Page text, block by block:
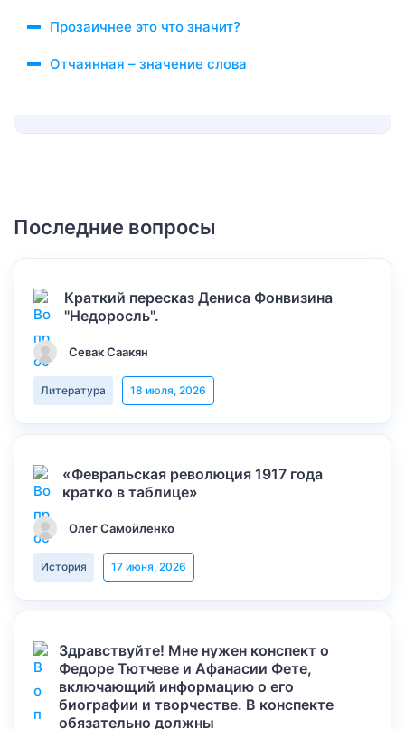
Прозаичнее это что значит?
Отчаянная – значение слова
Последние вопросы
Краткий пересказ Дениса Фонвизина
"Недоросль".
Севак Саакян
Литература 18 июля, 2026
«Февральская революция 1917 года
кратко в таблице»
Олег Самойленко
История 17 июня, 2026
Здравствуйте! Мне нужен конспект о
Федоре Тютчеве и Афанасии Фете,
включающий информацию о его
биографии и творчестве. В конспекте
обязательно должны